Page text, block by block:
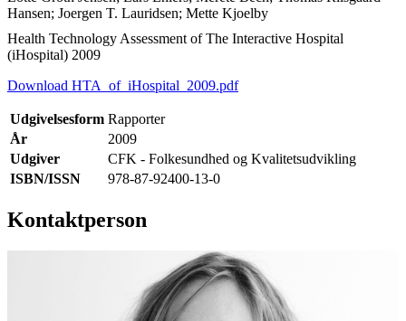
Hansen; Joergen T. Lauridsen; Mette Kjoelby
Health Technology Assessment of The Interactive Hospital
(iHospital) 2009
Download HTA_of_iHospital_2009.pdf
Udgivelsesform Rapporter
År
2009
Udgiver
CFK - Folkesundhed og Kvalitetsudvikling
ISBN/ISSN
978-87-92400-13-0
Kontaktperson